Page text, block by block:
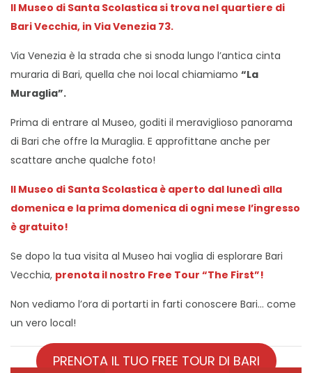
Il Museo di Santa Scolastica si trova nel quartiere di
Bari Vecchia, in Via Venezia 73.
Via Venezia è la strada che si snoda lungo l’antica cinta
muraria di Bari, quella che noi local chiamiamo “La
Muraglia”.
Prima di entrare al Museo, goditi il meraviglioso panorama
di Bari che offre la Muraglia. E approfittane anche per
scattare anche qualche foto!
Il Museo di Santa Scolastica è aperto dal lunedì alla
domenica e la prima domenica di ogni mese l’ingresso
è gratuito!
Se dopo la tua visita al Museo hai voglia di esplorare Bari
Vecchia, prenota il nostro Free Tour “The First”!
Non vediamo l’ora di portarti in farti conoscere Bari… come
un vero local!
PRENOTA IL TUO FREE TOUR DI BARI